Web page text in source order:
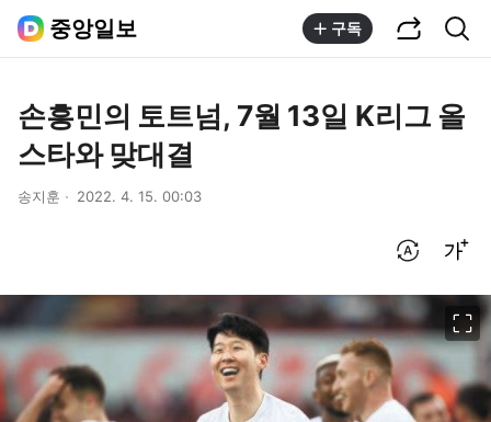
중앙일보 구독
손흥민의 토트넘, 7월 13일 K리그 올
스타와 맞대결
송지훈 2022. 4. 15. 00:03